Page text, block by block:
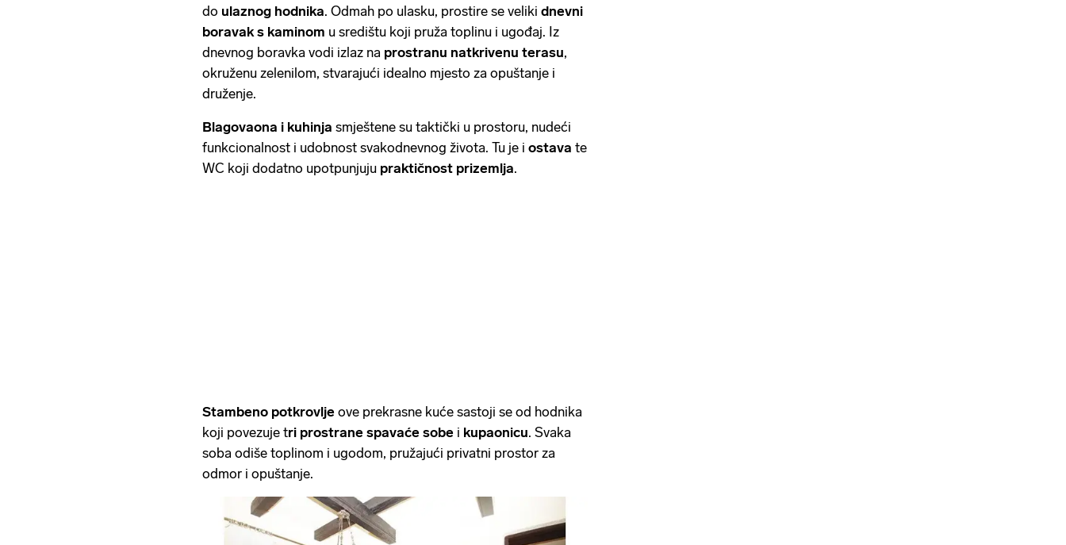
do ulaznog hodnika. Odmah po ulasku, prostire se veliki dnevni
boravak s kaminom u središtu koji pruža toplinu i ugođaj. Iz
dnevnog boravka vodi izlaz na prostranu natkrivenu terasu,
okruženu zelenilom, stvarajući idealno mjesto za opuštanje i
druženje.
Blagovaona i kuhinja smještene su taktički u prostoru, nudeći
funkcionalnost i udobnost svakodnevnog života. Tu je i ostava te
WC koji dodatno upotpunjuju praktičnost prizemlja.
Stambeno potkrovlje ove prekrasne kuće sastoji se od hodnika
koji povezuje tri prostrane spavaće sobe i kupaonicu. Svaka
soba odiše toplinom i ugodom, pružajući privatni prostor za
odmor i opuštanje.